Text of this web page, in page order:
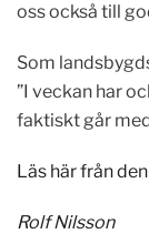
oss också till
Som
”I veckan har
faktiskt går
Läs här från
Rolf Nilsson